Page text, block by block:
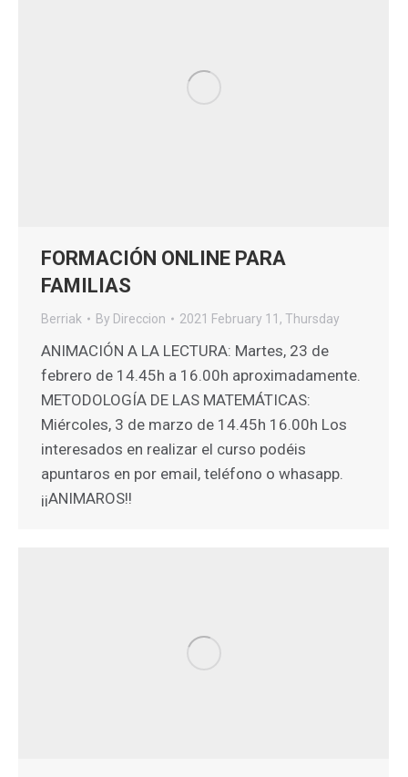
FORMACIÓN ONLINE PARA
FAMILIAS
Berriak By Direccion 2021 February 11, Thursday
ANIMACIÓN A LA LECTURA: Martes, 23 de
febrero de 14.45h a 16.00h aproximadamente.
METODOLOGÍA DE LAS MATEMÁTICAS:
Miércoles, 3 de marzo de 14.45h 16.00h Los
interesados en realizar el curso podéis
apuntaros en por email, teléfono o whasapp.
¡¡ANIMAROS!!